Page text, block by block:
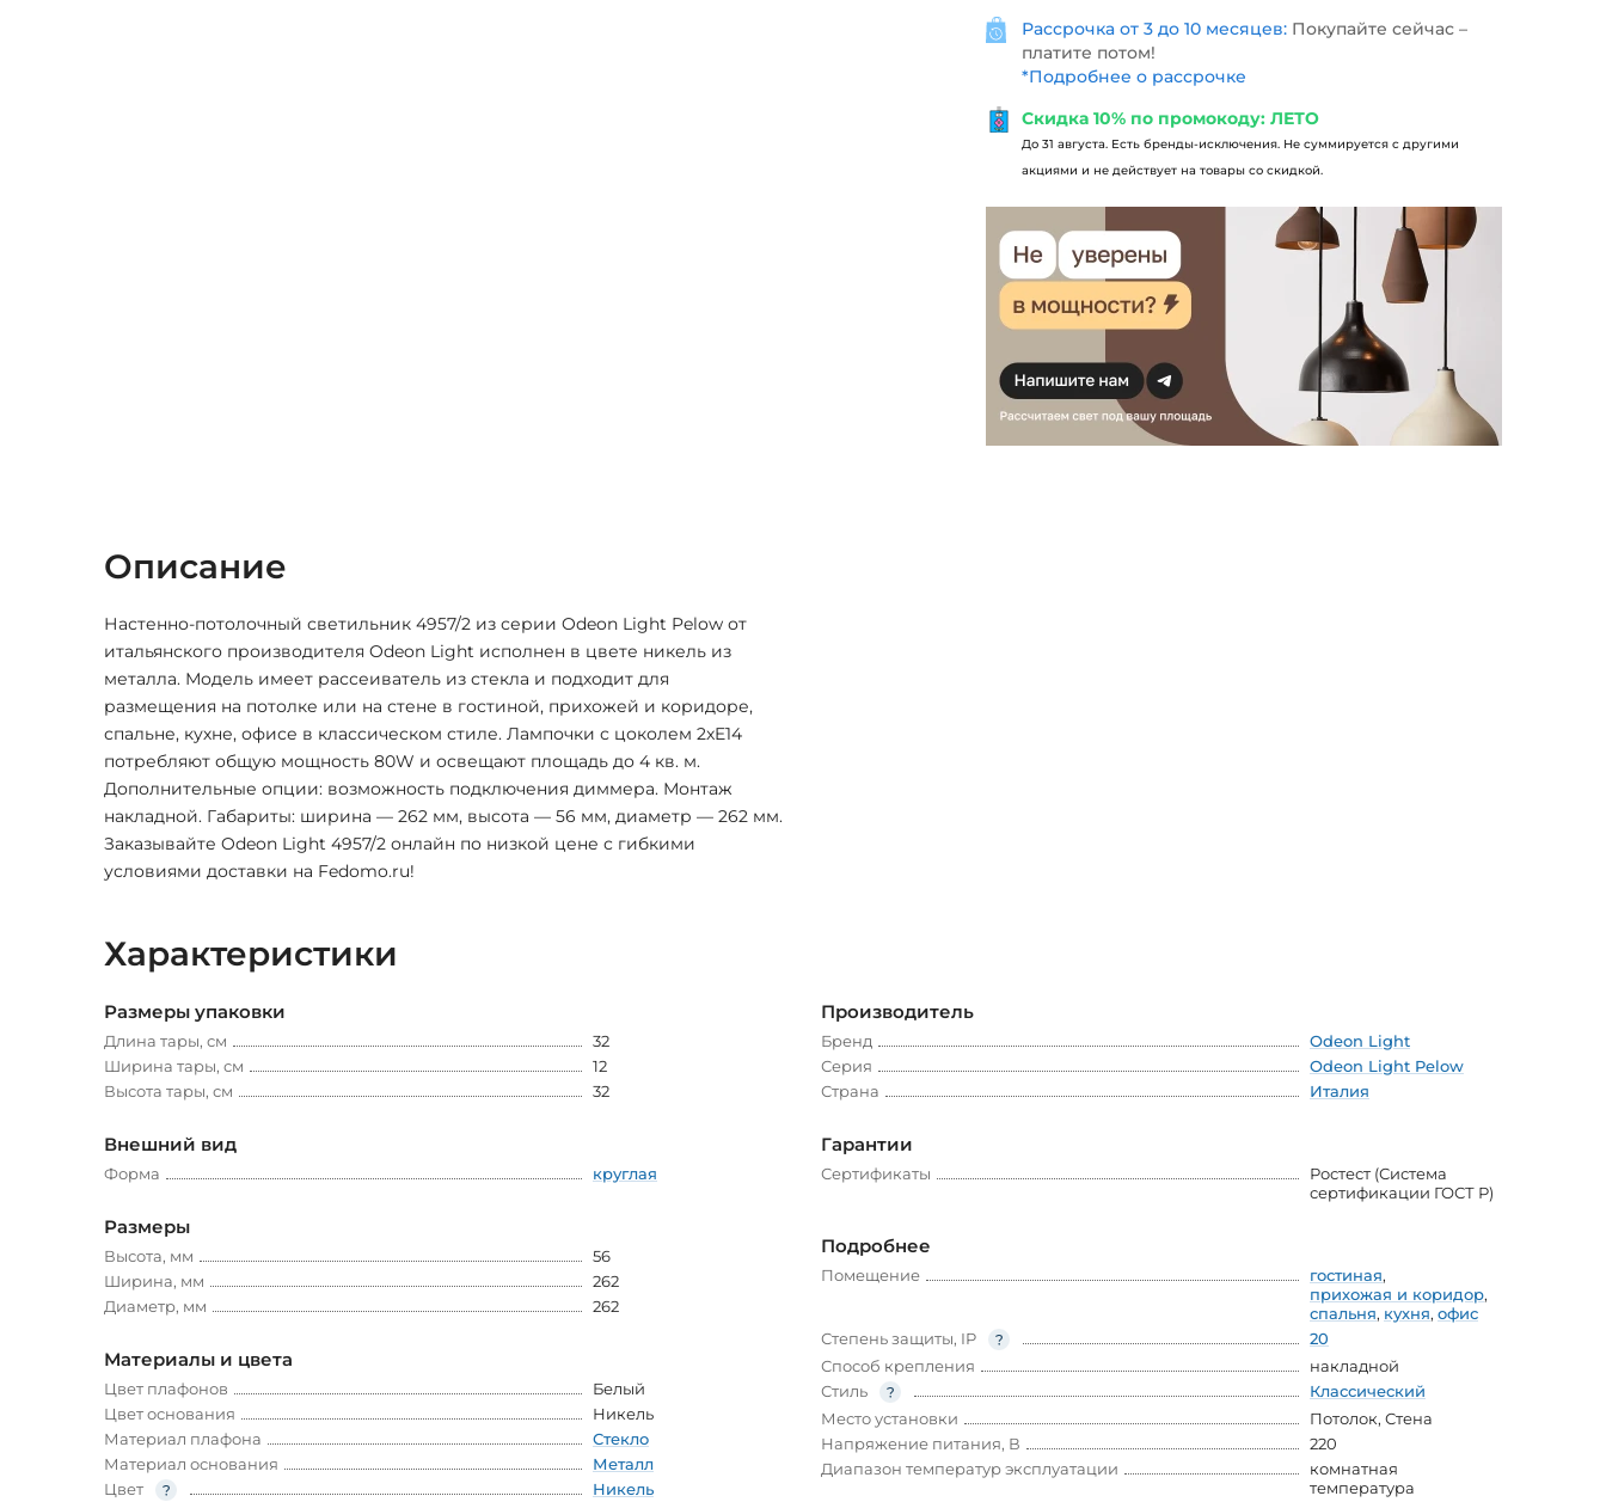
Рассрочка от 3 до 10 месяцев: Покупайте сейчас –
платите потом!
*Подробнее о рассрочке
Скидка 10% по промокоду: ЛЕТО
До 31 августа. Есть бренды-исключения. Не суммируется с другими
акциями и не действует на товары со скидкой.
Описание
Настенно-потолочный светильник 4957/2 из серии Odeon Light Pelow от
итальянского производителя Odeon Light исполнен в цвете никель из
металла. Модель имеет рассеиватель из стекла и подходит для
размещения на потолке или на стене в гостиной, прихожей и коридоре,
спальне, кухне, офисе в классическом стиле. Лампочки с цоколем 2xE14
потребляют общую мощность 80W и освещают площадь до 4 кв. м.
Дополнительные опции: возможность подключения диммера. Монтаж
накладной. Габариты: ширина — 262 мм, высота — 56 мм, диаметр — 262 мм.
Заказывайте Odeon Light 4957/2 онлайн по низкой цене с гибкими
условиями доставки на Fedomo.ru!
Характеристики
Размеры упаковки
Длина тары, см
32
Ширина тары, см
12
Высота тары, см
32
Внешний вид
Форма круглая
Размеры
Высота, мм
56
Ширина, мм
262
Диаметр, мм
262
Материалы и цвета
Цвет плафонов
Белый
Цвет основания
Никель
Материал плафона
Стекло
Материал основания
Металл
Цвет
Никель
Производитель
Бренд
Odeon Light
Серия
Odeon Light Pelow
Страна
Италия
Гарантии
Сертификаты
Ростест (Система
сертификации ГОСТ Р)
Подробнее
Помещение гостиная,
прихожая и коридор,
спальня, кухня, офис
Степень защиты, IP
20
Способ крепления
накладной
Стиль
Классический
Место установки
Потолок, Стена
Напряжение питания, В
220
Диапазон температур эксплуатации
комнатная
температура